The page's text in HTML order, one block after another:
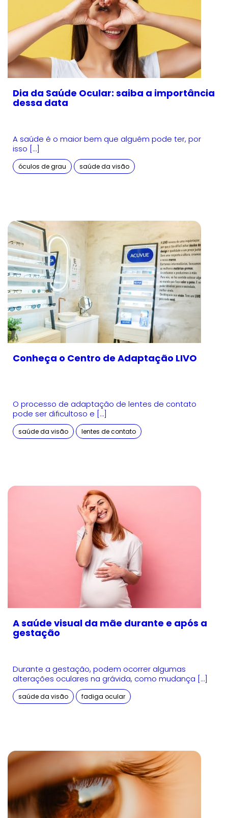
Dia da Saúde Ocular: saiba a importância
dessa data
A saúde é o maior bem que alguém pode ter, por
isso […]
óculos de grau saúde da visão
Conheça o Centro de Adaptação LIVO
O processo de adaptação de lentes de contato
pode ser dificultoso e […]
saúde da visão lentes de contato
A saúde visual da mãe durante e após a
gestação
Durante a gestação, podem ocorrer algumas
alterações oculares na grávida, como mudança […]
saúde da visão fadiga ocular